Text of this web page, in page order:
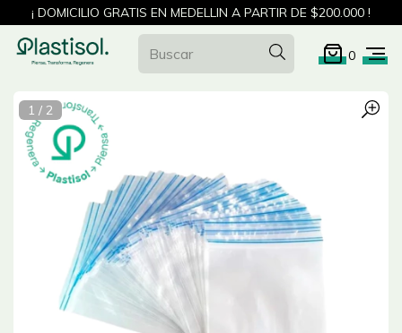
¡ DOMICILIO GRATIS EN MEDELLIN A PARTIR DE $200.000 !
0
1 / 2